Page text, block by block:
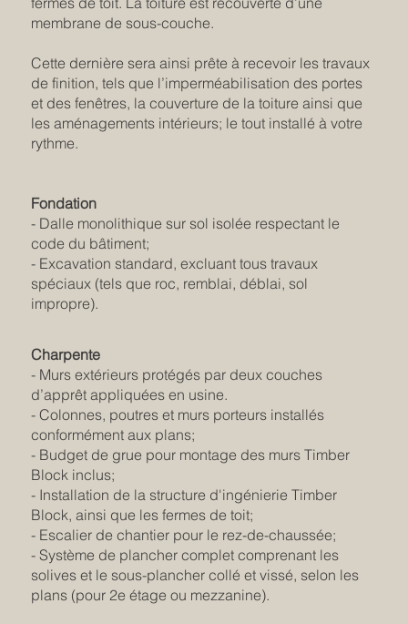
membrane de sous-couche.
Cette dernière sera ainsi prête à recevoir les travaux
de finition, tels que l’imperméabilisation des portes
et des fenêtres, la couverture de la toiture ainsi que
les aménagements intérieurs; le tout installé à votre
rythme.
Fondation
- Dalle monolithique sur sol isolée respectant le
code du bâtiment;
- Excavation standard, excluant tous travaux
spéciaux (tels que roc, remblai, déblai, sol
impropre).
Charpente
- Murs extérieurs protégés par deux couches
d’apprêt appliquées en usine.
- Colonnes, poutres et murs porteurs installés
conformément aux plans;
- Budget de grue pour montage des murs Timber
Block inclus;
- Installation de la structure d'ingénierie Timber
Block, ainsi que les fermes de toit;
- Escalier de chantier pour le rez-de-chaussée;
- Système de plancher complet comprenant les
solives et le sous-plancher collé et vissé, selon les
plans (pour 2e étage ou mezzanine).